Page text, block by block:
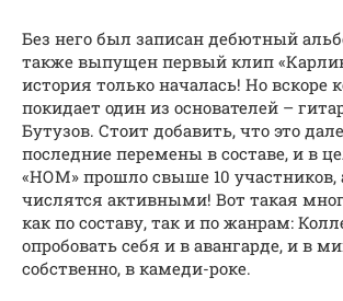
Без него был записан дебютный
также выпущен первый клип
история только началась! Но вскоре
покидает один из основателей –
Бутузов. Стоит добавить, что это
последние перемены в составе, и в
«НОМ» прошло свыше 10 участников,
числятся активными! Вот такая
как по составу, так и по жанрам:
опробовать себя и в авангарде, и в
собственно, в камеди-роке.